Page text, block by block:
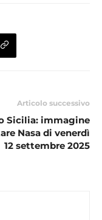
Articolo successivo
Sicilia: immagine
Nasa di venerdì
12 settembre 2025